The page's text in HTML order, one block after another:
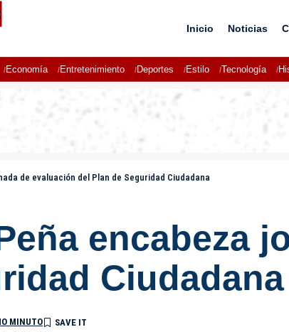
Inicio Noticias
Economía Entretenimiento Deportes Estilo Tecnología
de evaluación del Plan de Seguridad Ciudadana
encabeza
Ciudadana
MINUTO